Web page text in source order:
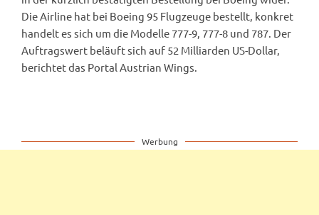
Die Airline hat bei Boeing 95 Flugzeuge bestellt, konkret
handelt es sich um die Modelle 777-9, 777-8 und 787. Der
Auftragswert beläuft sich auf 52 Milliarden US-Dollar,
berichtet das Portal Austrian Wings.
Werbung